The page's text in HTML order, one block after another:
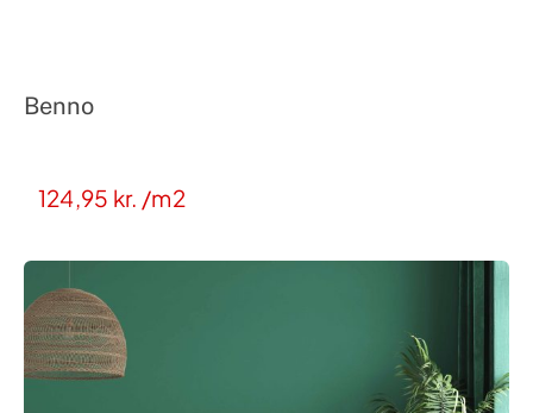
Benno
124,95 kr. /m2